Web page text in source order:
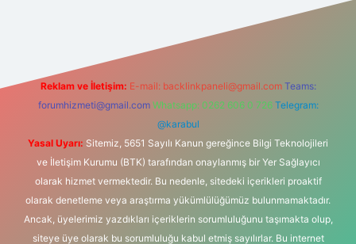
Reklam ve İletişim: E-mail: backlinkpaneli@gmail.com Teams:
forumhizmeti@gmail.com Whatsapp: 0262 606 0 726 Telegram:
@karabul
Yasal Uyarı: Sitemiz, 5651 Sayılı Kanun gereğince Bilgi Teknolojileri
ve İletişim Kurumu (BTK) tarafından onaylanmış bir Yer Sağlayıcı
olarak hizmet vermektedir. Bu nedenle, sitedeki içerikleri proaktif
olarak denetleme veya araştırma yükümlülüğümüz bulunmamaktadır.
Ancak, üyelerimiz yazdıkları içeriklerin sorumluluğunu taşımakta olup,
siteye üye olarak bu sorumluluğu kabul etmiş sayılırlar. Bu internet